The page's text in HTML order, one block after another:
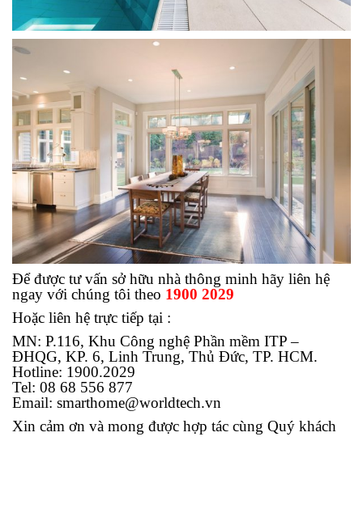
Để được tư vấn sở hữu nhà thông minh hãy liên hệ
ngay với chúng tôi theo 1900 2029
Hoặc liên hệ trực tiếp tại :
MN: P.116, Khu Công nghệ Phần mềm ITP –
ĐHQG, KP. 6, Linh Trung, Thủ Đức, TP. HCM.
Hotline: 1900.2029
Tel: 08 68 556 877
Email: smarthome@worldtech.vn
Xin cảm ơn và mong được hợp tác cùng Quý khách